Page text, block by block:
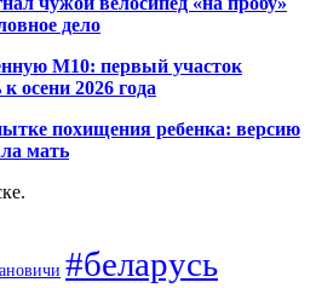
дело
М10: первый участок
осени 2026 года
похищения ребенка: версию
мать
#беларусь